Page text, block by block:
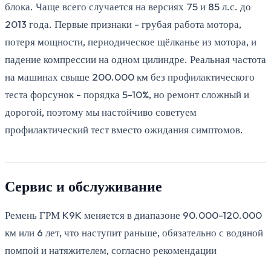
блока. Чаще всего случается на версиях 75 и 85 л.с. до
2013 года. Первые признаки - грубая работа мотора,
потеря мощности, периодическое щёлканье из мотора, и
падение компрессии на одном цилиндре. Реальная частота
на машинах свыше 200.000 км без профилактического
теста форсунок - порядка 5-10%, но ремонт сложный и
дорогой, поэтому мы настойчиво советуем
профилактический тест вместо ожидания симптомов.
Сервис и обслуживание
Ремень ГРМ K9K меняется в диапазоне 90.000-120.000
км или 6 лет, что наступит раньше, обязательно с водяной
помпой и натяжителем, согласно рекомендации